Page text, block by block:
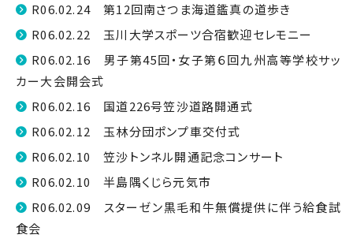
R06.02.24 第12回南さつま海道鑑真の道歩き
R06.02.22 玉川大学スポーツ合宿歓迎セレモニー
R06.02.16 男子第45回・女子第６回九州高等学校サッ
カー大会開会式
R06.02.16 国道226号笠沙道路開通式
R06.02.12 玉林分団ポンプ車交付式
R06.02.10 笠沙トンネル開通記念コンサート
R06.02.10 半島隅くじら元気市
R06.02.09 スターゼン黒毛和牛無償提供に伴う給食試
食会